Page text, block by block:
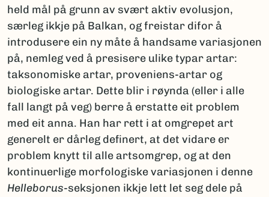
held mål på grunn av svært aktiv evolusjon,
særleg ikkje på Balkan, og freistar difor å
introdusere ein ny måte å handsame variasjonen
på, nemleg ved å presisere ulike typar artar:
taksonomiske artar, proveniens-artar og
biologiske artar. Dette blir i røynda (eller i alle
fall langt på veg) berre å erstatte eit problem
med eit anna. Han har rett i at omgrepet art
generelt er dårleg definert, at det vidare er
problem knytt til alle artsomgrep, og at den
kontinuerlige morfologiske variasjonen i denne
Helleborus-seksjonen ikkje lett let seg dele på